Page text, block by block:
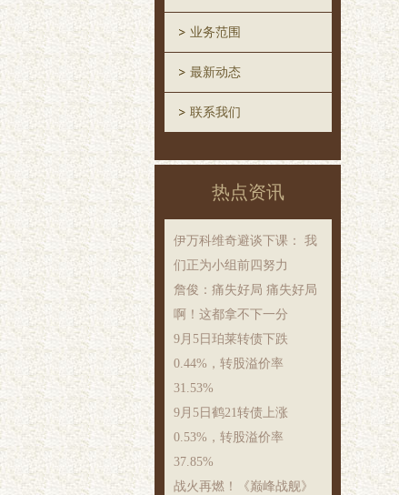
业务范围
最新动态
联系我们
热点资讯
伊万科维奇避谈下课： 我
们正为小组前四努力
詹俊：痛失好局 痛失好局
啊！这都拿不下一分
9月5日珀莱转债下跌
0.44%，转股溢价率
31.53%
9月5日鹤21转债上涨
0.53%，转股溢价率
37.85%
战火再燃！《巅峰战舰》